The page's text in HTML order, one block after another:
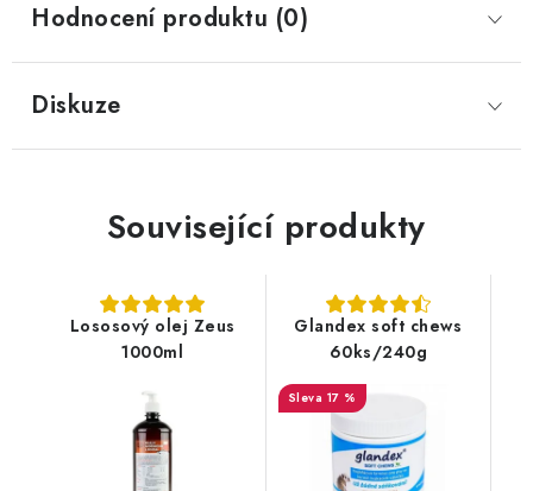
Hodnocení produktu (0)
Diskuze
Související produkty
Lososový olej Zeus
1000ml
Glandex soft chews
60ks/240g
17 %